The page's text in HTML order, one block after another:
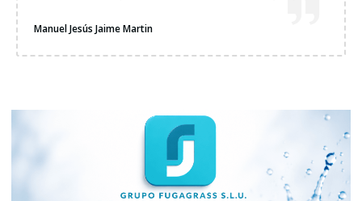
Manuel Jesús Jaime Martin